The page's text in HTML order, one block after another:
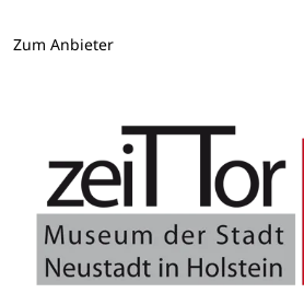
Zum Anbieter